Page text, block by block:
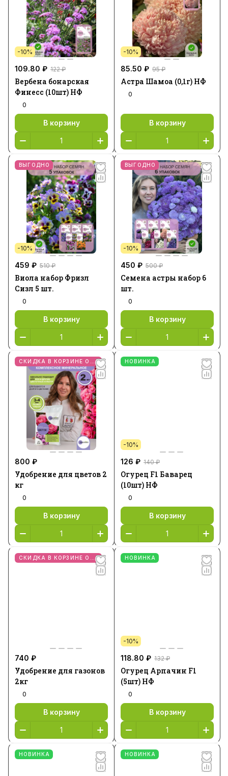
-10%
109.80 ₽ 122 ₽
Вербена бонарская
Финесс (10шт) НФ
0
В корзину
-10%
85.50 ₽ 95 ₽
Астра Шамоа (0,1г) НФ
0
В корзину
ВЫГОДНО
-10%
459 ₽ 510 ₽
Виола набор Фризл
Сизл 5 шт.
0
В корзину
ВЫГОДНО
-10%
450 ₽ 500 ₽
Семена астры набор 6
шт.
0
В корзину
800 ₽
Удобрение для цветов 2
кг
0
В корзину
НОВИНКА
-10%
126 ₽ 140 ₽
Огурец F1 Баварец
(10шт) НФ
0
В корзину
740 ₽
Удобрение для газонов
2кг
0
В корзину
НОВИНКА
-10%
118.80 ₽ 132 ₽
Огурец Арпачин F1
(5шт) НФ
0
В корзину
НОВИНКА НОВИНКА